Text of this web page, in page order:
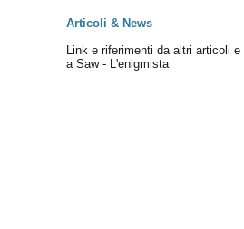
Articoli & News
Link e riferimenti da altri articoli e
a Saw - L'enigmista